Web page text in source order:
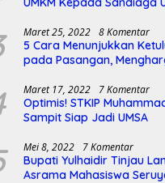
Maret 25, 2022 8 Komentar
5 Cara Menunjukkan
pada Pasangan,
Maret 17, 2022 7 Komentar
Optimis! STKIP
Sampit Siap Jadi UMSA
Mei 8, 2022 7 Komentar
Bupati Yulhaidir Tinjau
Asrama Mahasiswa